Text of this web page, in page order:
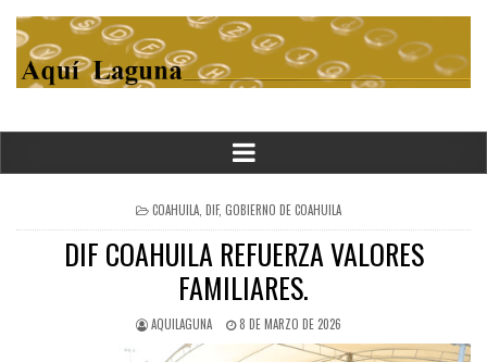
POSTED
IN
COAHUILA, DIF, GOBIERNO DE COAHUILA
DIF COAHUILA REFUERZA VALORES
FAMILIARES.
AQUILAGUNA 8 DE MARZO DE 2026